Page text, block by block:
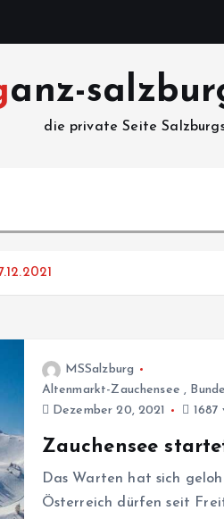
ganz-
die private Seite
MSSalzburg
Altenmarkt-Zauchensee ,
Dezember 20, 2021
1687
Zauchensee
Das Warten hat sich
Österreich dürfen seit